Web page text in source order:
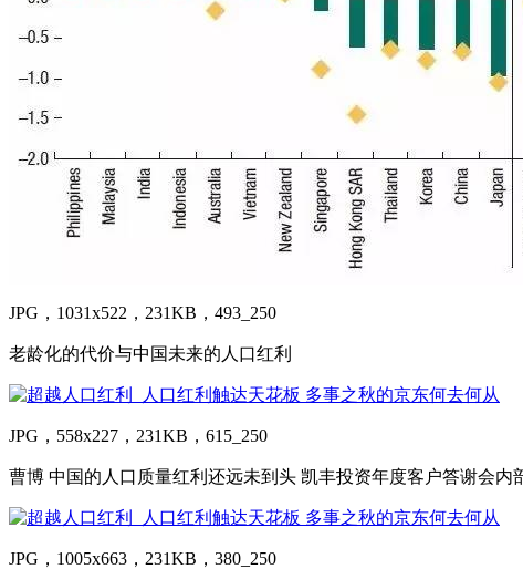
JPG，1031x522，231KB，493_250
老龄化的代价与中国未来的人口红利
JPG，558x227，231KB，615_250
曹博 中国的人口质量红利还远未到头 凯丰投资年度客户答谢会内
JPG，1005x663，231KB，380_250